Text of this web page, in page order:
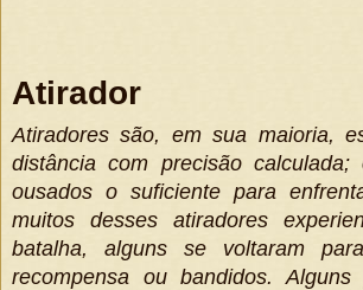
Atirador
Atiradores são, em sua maioria,
distância com precisão
ousados o suficiente para
muitos desses atiradores
batalha, alguns se voltaram
recompensa ou bandidos.